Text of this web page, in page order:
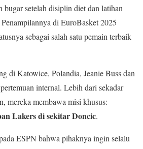
setelah disiplin diet dan latihan
di EuroBasket 2025
sebagai salah satu pemain terbaik
di Katowice, Polandia, Jeanie Buss dan
internal. Lebih dari sekadar
mereka membawa misi khusus:
Lakers di sekitar Doncic.
ESPN bahwa pihaknya ingin selalu